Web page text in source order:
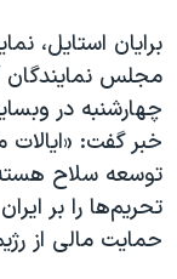
اعتراضات مردمی
اسرائیل در جنگ
نرگس محمدی
همایش
صفحه‌های ویژه
سفر پرزیدنت
برایان استایل،
مجلس نمایندگان
چهارشنبه در
خبر گفت: «ایالات
توسعه سلاح
تحریم‌ها را بر
حمایت مالی از